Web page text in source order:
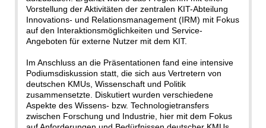
Vorstellung der Aktivitäten der zentralen KIT-Abteilung
Innovations- und Relationsmanagement (IRM) mit Fokus
auf den Interaktionsmöglichkeiten und Service-
Angeboten für externe Nutzer mit dem KIT.
Im Anschluss an die Präsentationen fand eine intensive
Podiumsdiskussion statt, die sich aus Vertretern von
deutschen KMUs, Wissenschaft und Politik
zusammensetzte. Diskutiert wurden verschiedene
Aspekte des Wissens- bzw. Technologietransfers
zwischen Forschung und Industrie, hier mit dem Fokus